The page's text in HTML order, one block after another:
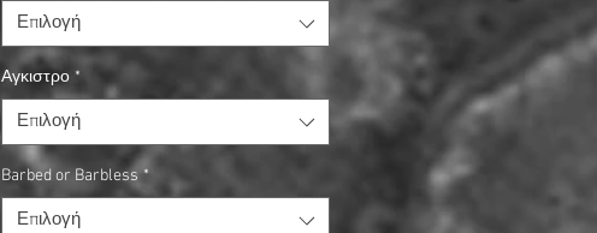
Επιλογή
Αγκιστρο *
Επιλογή
Barbed or Barbless *
Επιλογή